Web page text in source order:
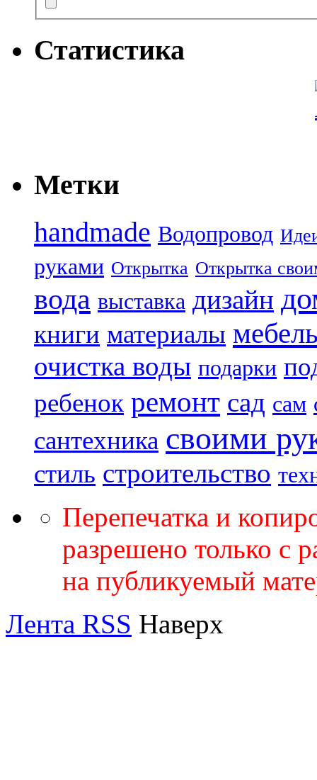
Статистика
Метки
handmade Водопровод
руками Открытка Открытка
вода выставка дизайн
книги материалы
очистка воды подарки
ребенок ремонт сад сам
сантехника своими
стиль строительство
Перепечатка и
разрешено только с
на публикуемый
Лента RSS Наверх